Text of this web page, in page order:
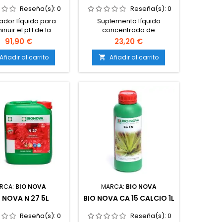
Reseña(s):0
líquido para
el pH de la
nutritiva.Facilita la
correcta de
macro y
y deficiencias
en tierra, coco e
acción
eficaz y estable.
91,90 €
Añadir al carrito
Reseña(s): 0
Suplemento líquido
concentrado de
magnesio.Previene y
corrige deficiencias de este
nutriente.Favorece la
fotosíntesis y la producción
de energía.Asegura un
floración de
calidad.Compatible con
tierra, coco e hidroponía.
23,20 €
 Añadir al carrito
BIO NOVA
NOVA N 27 5L
Reseña(s):0
MARCA: BIO NOVA
BIO NOVA CA 15 CALCIO 1L
Reseña(s): 0